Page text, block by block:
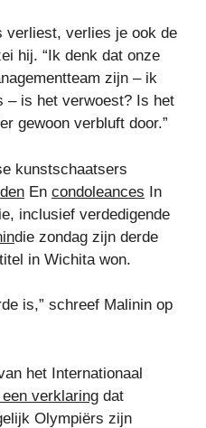
verliest, verlies je ook de
hij. “Ik denk dat onze
zijn – ik
– is het verwoest? Is het
gewoon verbluft door.”
kunstschaatsers
En condoleances In
inclusief verdedigende
die zondag zijn derde
in Wichita won.
is,” schreef Malinin op
het Internationaal
verklaring dat
Olympiërs zijn